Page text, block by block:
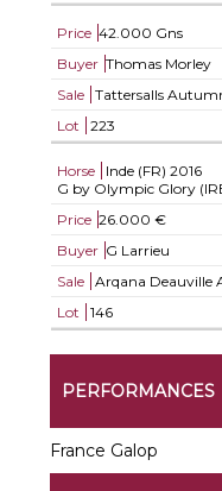
Price 42.000 Gns
Buyer Thomas Morley
Sale
Tattersalls
Lot
223
Horse Inde (FR) 2016
G by Olympic Glory
Price 26.000 €
Buyer G Larrieu
Sale
Arqana Deauville
Lot
146
PERFORMANCES
France Galop